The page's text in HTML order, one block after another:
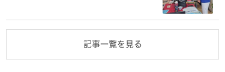
記事一覧を見る